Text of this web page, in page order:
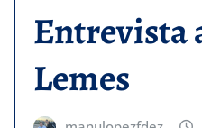
Entrevista
Lemes